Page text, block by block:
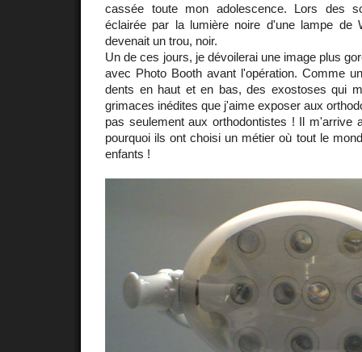
cassée toute mon adolescence. Lors des
éclairée par la lumière noire d'une lampe de
devenait un trou, noir.
Un de ces jours, je dévoilerai une image plus
avec Photo Booth avant l'opération. Comme
dents en haut et en bas, des exostoses qui
grimaces inédites que j'aime exposer aux
pas seulement aux orthodontistes ! Il m'arrive
pourquoi ils ont choisi un métier où tout le
enfants !